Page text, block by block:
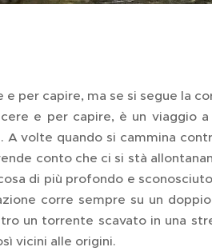
e per capire, ma se si segue la
e per capire, è un viaggio
A volte quando si cammina
conto che ci si stà
di più profondo e
corre sempre su un
un torrente scavato in una
vicini alle origini.